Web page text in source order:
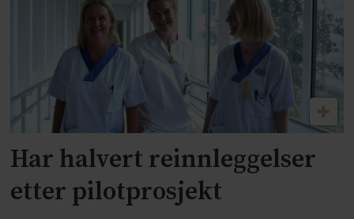
Har halvert reinnleggelser
etter pilotprosjekt